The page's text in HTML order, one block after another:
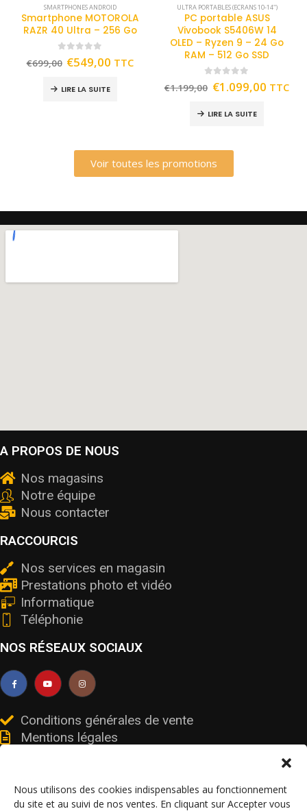
Nous utilisons des cookies indispensables au fonctionnement
du site et au suivi de nos ventes. En cliquant sur Accepter vous
SMARTPHONES ANDROID
Smartphone MOTOROLA
RAZR 40 Ultra – 256 Go
out of 5
€699,00 €549,00 TTC
LIRE LA SUITE
ULTRA PORTABLES (ECRANS 10-14")
PC portable ASUS
Vivobook S5406W 14
OLED – Ryzen 9 – 24 Go
RAM – 512 Go SSD
out of 5
€1.199,00 €1.099,00 TTC
LIRE LA SUITE
Voir toutes les promotions
A PROPOS DE NOUS
Nos magasins
Notre équipe
Nous contacter
RACCOURCIS
Nos services en magasin
Prestations photo et vidéo
Informatique
Téléphonie
NOS RÉSEAUX SOCIAUX
Conditions générales de vente
Mentions légales